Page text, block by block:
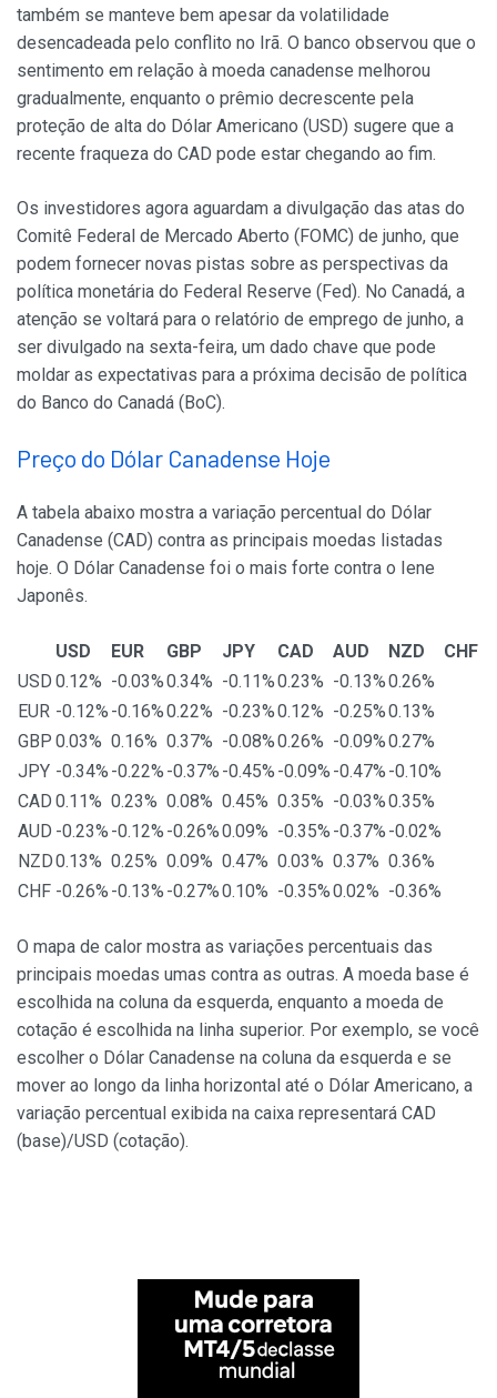
também se manteve bem apesar da volatilidade
desencadeada pelo conflito no Irã. O banco observou que o
sentimento em relação à moeda canadense melhorou
gradualmente, enquanto o prêmio decrescente pela
proteção de alta do Dólar Americano (USD) sugere que a
recente fraqueza do CAD pode estar chegando ao fim.
Os investidores agora aguardam a divulgação das atas do
Comitê Federal de Mercado Aberto (FOMC) de junho, que
podem fornecer novas pistas sobre as perspectivas da
política monetária do Federal Reserve (Fed). No Canadá, a
atenção se voltará para o relatório de emprego de junho, a
ser divulgado na sexta-feira, um dado chave que pode
moldar as expectativas para a próxima decisão de política
do Banco do Canadá (BoC).
Preço do Dólar Canadense Hoje
A tabela abaixo mostra a variação percentual do Dólar
Canadense (CAD) contra as principais moedas listadas
hoje. O Dólar Canadense foi o mais forte contra o Iene
Japonês.
USD EUR GBP JPY CAD AUD NZD
CHF
USD 0.12% -0.03%0.34% -0.11%0.23% -0.13%0.26%
EUR -0.12% -0.16%0.22% -0.23%0.12% -0.25%0.13%
GBP 0.03% 0.16% 0.37% -0.08%0.26% -0.09%0.27%
JPY -0.34% -0.22% -0.37% -0.45% -0.09% -0.47% -0.10%
CAD 0.11% 0.23% 0.08% 0.45% 0.35% -0.03%0.35%
AUD -0.23% -0.12% -0.26%0.09% -0.35% -0.37% -0.02%
NZD0.13% 0.25% 0.09% 0.47% 0.03% 0.37% 0.36%
CHF -0.26% -0.13% -0.27%0.10% -0.35%0.02% -0.36%
O mapa de calor mostra as variações percentuais das
principais moedas umas contra as outras. A moeda base é
escolhida na coluna da esquerda, enquanto a moeda de
cotação é escolhida na linha superior. Por exemplo, se você
escolher o Dólar Canadense na coluna da esquerda e se
mover ao longo da linha horizontal até o Dólar Americano, a
variação percentual exibida na caixa representará CAD
(base)/USD (cotação).